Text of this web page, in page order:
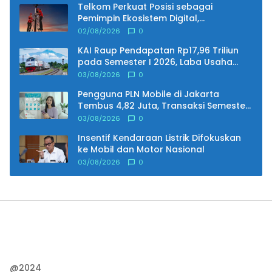
Telkom Perkuat Posisi sebagai
Pemimpin Ekosistem Digital,
Pendapatan Tembus Rp75,9 Triliun
02/08/2026 0
KAI Raup Pendapatan Rp17,96 Triliun
pada Semester I 2026, Laba Usaha
Melonjak 25,79 Persen
03/08/2026 0
Pengguna PLN Mobile di Jakarta
Tembus 4,82 Juta, Transaksi Semester
I 2026 Lampaui Target 179,51 Persen
03/08/2026 0
Insentif Kendaraan Listrik Difokuskan
ke Mobil dan Motor Nasional
03/08/2026 0
@2024